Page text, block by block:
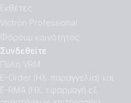
Εκθέτες
Victron Professional
Φόρουμ κοινότητας
Συνδεθείτε
Πύλη VRM
E-Order (Ηλ. παραγγελία) και
E-RMA (Ηλ. εφαρμογή εξ